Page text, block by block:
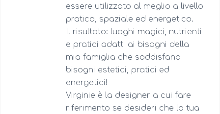
essere utilizzato al meglio a livello
pratico, spaziale ed energetico.
Il risultato: luoghi magici, nutrienti
e pratici adatti ai bisogni della
mia famiglia che soddisfano
bisogni estetici, pratici ed
energetici!
Virginie è la designer a cui fare
riferimento se desideri che la tua